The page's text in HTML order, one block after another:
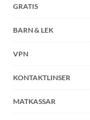
GRATIS
BARN & LEK
VPN
KONTAKTLINSER
MATKASSAR